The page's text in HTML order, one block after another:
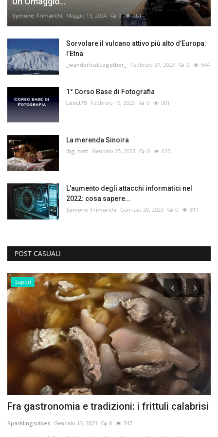
Symone Trimarchi Maggio 13, 2024 0 361
Sorvolare il vulcano attivo più alto d’Europa:
l’Etna
_wanderlust.together_ Febbraio 27, 2023 0 644
1° Corso Base di Fotografia
Leoct79 Febbraio 10, 2023 0 901
La merenda Sinoira
ibg_hott Gennaio 25, 2023 0 635
L'aumento degli attacchi informatici nel
2022: cosa sapere...
Symone Trimarchi Gennaio 20, 2023 0 811
POST CASUALI
Sapori
Fra gastronomia e tradizioni: i frittuli calabrisi
Sparklingsvibes Gennaio 13, 2023 0 747